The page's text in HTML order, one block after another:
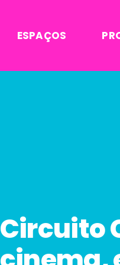
ESPAÇOS
Circuito